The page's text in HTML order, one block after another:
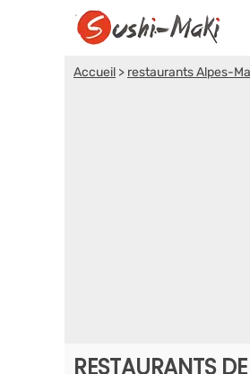
Accueil > restaurants Alpes-
RESTAURANTS